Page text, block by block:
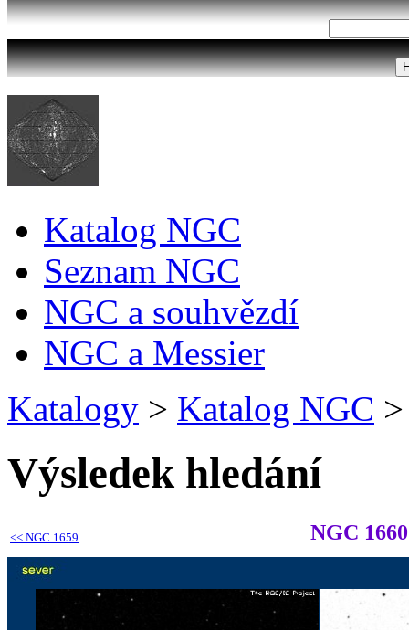
Katalog NGC
Seznam NGC
NGC a souhvězdí
NGC a Messier
Katalogy > Katalog NGC >
Výsledek hledání
<< NGC 1659 NGC 1660